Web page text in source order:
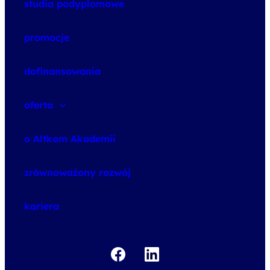
studia podyplomowe
promocje
dofinansowania
oferta
o Altkom Akademii
zrównoważony rozwój
kariera